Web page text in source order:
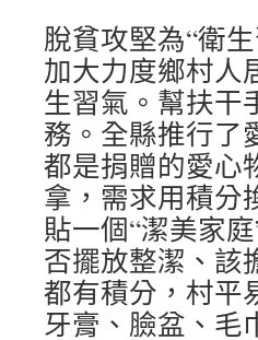
脫貧攻堅為“衛
加大力度鄉村人
生習氣。幫扶干
務。全縣推行了
都是捐贈的愛心
拿，需求用積分
貼一個“潔美家
否擺放整潔、該
都有積分，村平
牙膏、臉盆、毛